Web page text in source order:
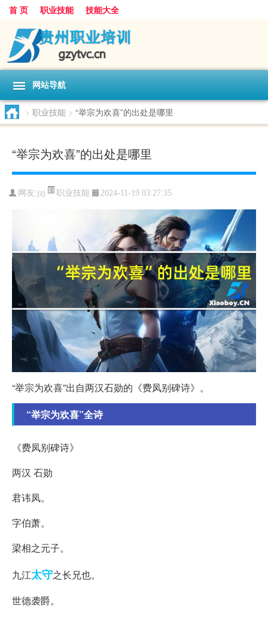
首 页 职业技能 技能大全
网站导航
> 职业技能 > “举宗为欢喜”的出处是哪里
“举宗为欢喜”的出处是哪里
网友:jzj 职业技能 2024-11-19 03:27:35
“举宗为欢喜”出自两汉石勋的《费凤别碑诗》。
“举宗为欢喜”全诗
《费凤别碑诗》
两汉 石勋
君讳凤。
字伯萧。
梁相之元子。
九江太守之长兄也。
世德袭爵。